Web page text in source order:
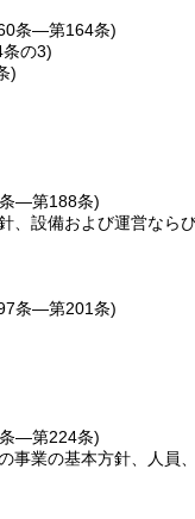
条―第164条)
の3)
)
―第188条)
、設備および運営なら
条―第201条)
―第224条)
事業の基本方針、人員